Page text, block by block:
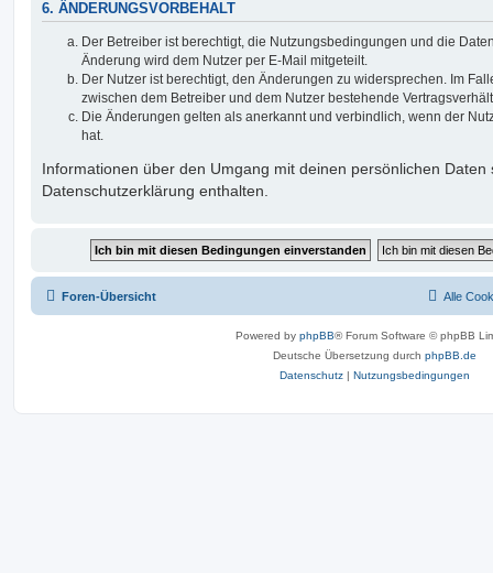
6. ÄNDERUNGSVORBEHALT
Der Betreiber ist berechtigt, die Nutzungsbedingungen und die
Änderung wird dem Nutzer per E-Mail mitgeteilt.
Der Nutzer ist berechtigt, den Änderungen zu widersprechen. Im
zwischen dem Betreiber und dem Nutzer bestehende
Die Änderungen gelten als anerkannt und verbindlich, wenn der
hat.
Informationen über den Umgang mit deinen persönlichen Daten
Datenschutzerklärung enthalten.
Foren-Übersicht Alle
Powered by phpBB® Forum Software © phpBB
Deutsche Übersetzung durch phpBB.de
Datenschutz | Nutzungsbedingungen